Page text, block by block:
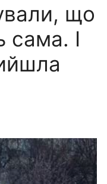
що
сама. І